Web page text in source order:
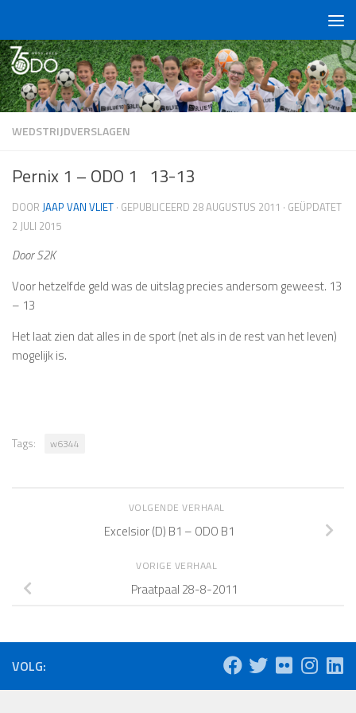
WEDSTRIJDVERSLAGEN
Pernix 1 – ODO 1 13-13
DOOR JAAP VAN VLIET · GEPUBLICEERD 28 AUGUSTUS 2011 · GEÜPDATET
2 JULI 2015
Door S2K
Voor hetzelfde geld was de uitslag precies andersom geweest. 13
– 13
Het laat zien dat alles in de sport (net als in de rest van het leven)
mogelijk is.
Tags: w6344
VOLGENDE VERHAAL
Excelsior (D) B1 – ODO B1
VORIGE VERHAAL
Praatpaal 28-8-2011
VOLG: